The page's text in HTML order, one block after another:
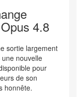
4.8
sortie largement
nouvelle
pour
de son
honnête.